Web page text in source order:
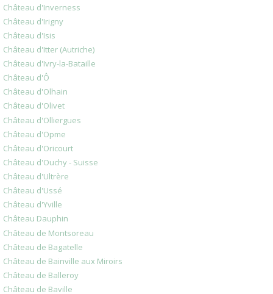
Château d'Inverness
Château d'Irigny
Château d'Isis
Château d'Itter (Autriche)
Château d'Ivry-la-Bataille
Château d'Ô
Château d'Olhain
Château d'Olivet
Château d'Olliergues
Château d'Opme
Château d'Oricourt
Château d'Ouchy - Suisse
Château d'Ultrère
Château d'Ussé
Château d'Yville
Château Dauphin
Château de Montsoreau
Château de Bagatelle
Château de Bainville aux Miroirs
Château de Balleroy
Château de Baville